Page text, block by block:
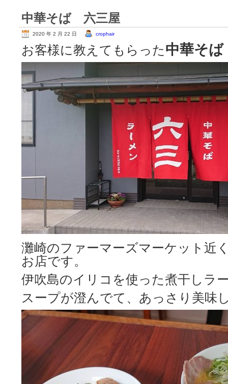
中華そば 六三屋
2020 年 2 月 22 日 crophair
お客様に教えてもらった中華そ
灘崎のファーマーズマーケット近
お店です。
伊吹島のイリコを使った煮干しラ
スープが澄んでて、あっさり美味